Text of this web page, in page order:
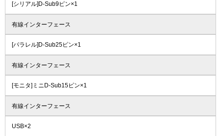
[シリアル]D-Sub9ピン×1
有線インターフェース
[パラレル]D-Sub25ピン×1
有線インターフェース
[モニタ]ミニD-Sub15ピン×1
有線インターフェース
USB×2